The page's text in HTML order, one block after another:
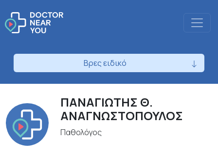
Βρες ειδικό
ΠΑΝΑΓΙΩΤΗΣ Θ.
ΑΝΑΓΝΩΣΤΟΠΟΥΛΟΣ
Παθολόγος